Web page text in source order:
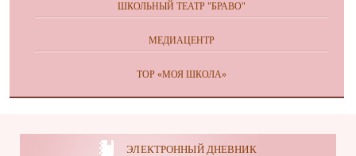
ШКОЛЬНЫЙ ТЕАТР "БРАВО"
МЕДИАЦЕНТР
ТОР «МОЯ ШКОЛА»
ЭЛЕКТРОННЫЙ ДНЕВНИК